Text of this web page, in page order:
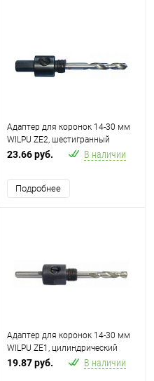
Адаптер для коронок 14-30 мм
WILPU ZE2, шестигранный
хвостовик 9.5 мм
23.66 руб. В наличии
Подробнее
Адаптер для коронок 14-30 мм
WILPU ZE1, цилиндрический
хвостовик 6 мм
19.87 руб. В наличии